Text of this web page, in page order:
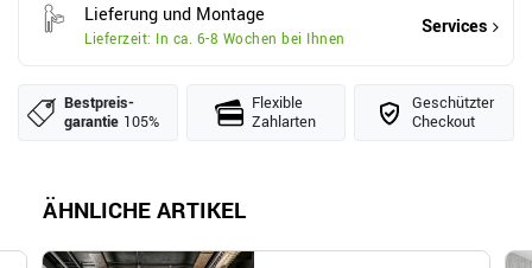
Lieferung und Montage
Lieferzeit: In ca. 6-8 Wochen bei Ihnen
Services
Bestpreis­
garantie 105%
Flexible
Zahlarten
Geschützter
Checkout
ÄHNLICHE ARTIKEL